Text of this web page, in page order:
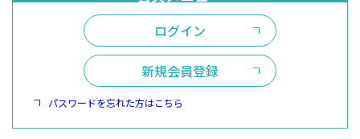
ログイン
新規会員登録
パスワードを忘れた方はこちら